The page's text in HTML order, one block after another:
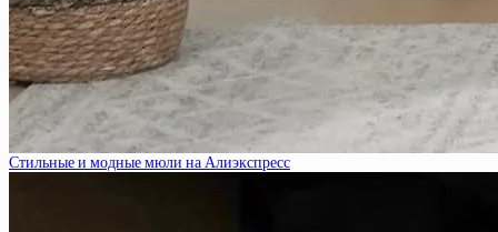
Стильные и модные мюли на Алиэкспресс